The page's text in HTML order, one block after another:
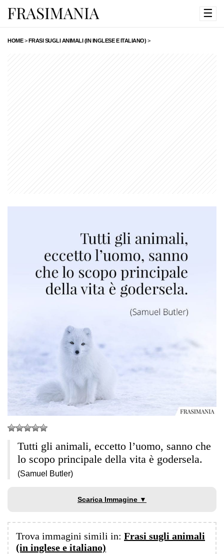
☰
HOME>FRASI SUGLI ANIMALI (IN INGLESE E ITALIANO) >
Tutti gli animali, eccetto l’uomo, sanno che
lo scopo principale della vita è godersela.
(Samuel Butler)
Scarica Immagine ▼
Trova immagini simili in: Frasi sugli animali
(in inglese e italiano)